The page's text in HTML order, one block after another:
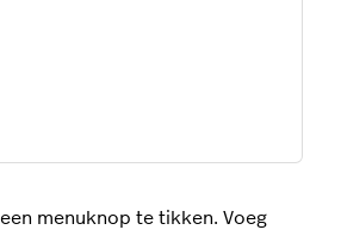
menuknop te tikken. Voeg